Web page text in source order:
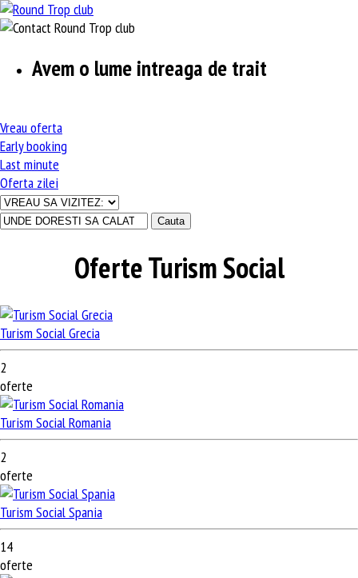
Avem o lume intreaga de trait
Vreauoferta
Earlybooking
Lastminute
Oferta zilei
Oferte Turism Social
Turism Social Grecia
2
oferte
Turism Social Romania
2
oferte
Turism Social Spania
14
oferte